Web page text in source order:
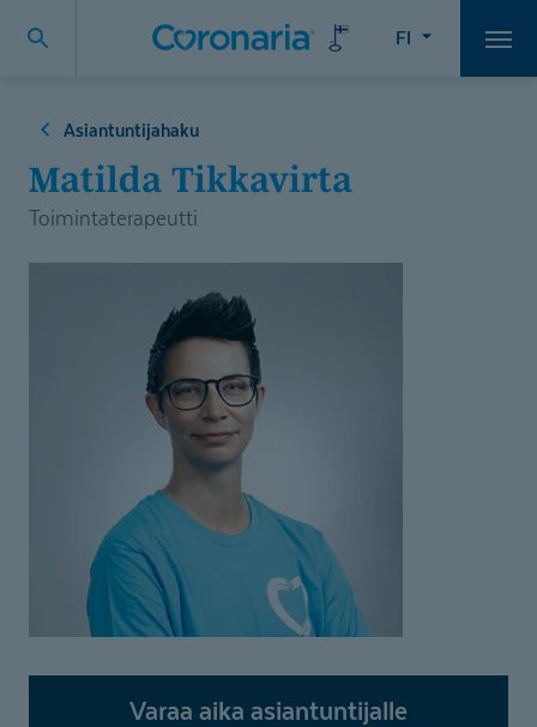
FI
Asiantuntijahaku
Matilda Tikkavirta
Toimintaterapeutti
Varaa aika asiantuntijalle